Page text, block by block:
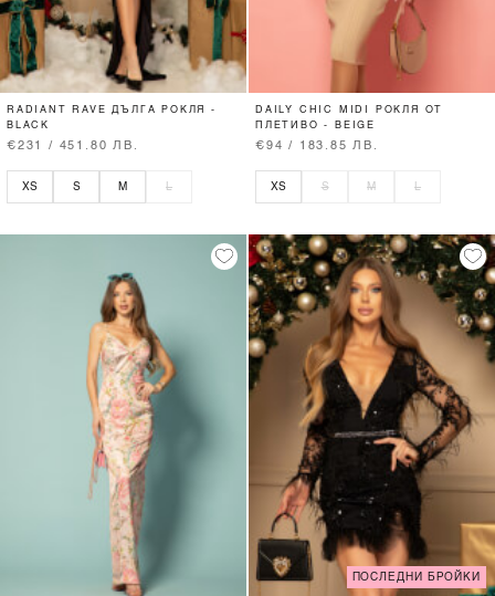
RADIANT RAVE ДЪЛГА РОКЛЯ -
BLACK
€231 / 451.80 ЛВ.
XS S M L
DAILY CHIC MIDI РОКЛЯ ОТ
ПЛЕТИВО - BEIGE
€94 / 183.85 ЛВ.
XS S M L
ПОСЛЕДНИ БРОЙКИ